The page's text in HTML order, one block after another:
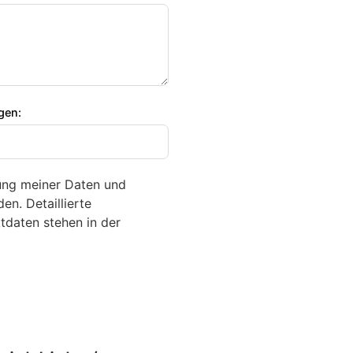
meiner Daten und
Detaillierte
stehen in der